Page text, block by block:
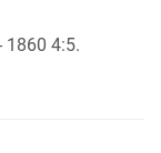
1860 4:5.